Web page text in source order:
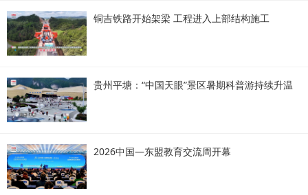
铜吉铁路开始架梁 工程进入上部结构施工
贵州平塘：“中国天眼”景区暑期科普游持续升温
2026中国—东盟教育交流周开幕